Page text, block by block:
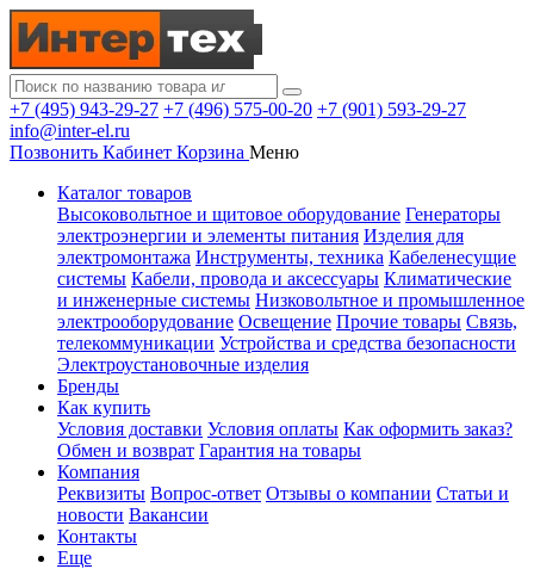
+7 (495) 943-29-27 +7 (496) 575-00-20 +7 (901) 593-29-27
info@inter-el.ru
Позвонить Кабинет Корзина Меню
Каталог товаров
Высоковольтное и щитовое оборудование Генераторы
электроэнергии и элементы питания Изделия для
электромонтажа Инструменты, техника Кабеленесущие
системы Кабели, провода и аксессуары Климатические
и инженерные системы Низковольтное и промышленное
электрооборудование Освещение Прочие товары Связь,
телекоммуникации Устройства и средства безопасности
Электроустановочные изделия
Бренды
Как купить
Условия доставки Условия оплаты Как оформить заказ?
Обмен и возврат Гарантия на товары
Компания
Реквизиты Вопрос-ответ Отзывы о компании Статьи и
новости Вакансии
Контакты
Еще